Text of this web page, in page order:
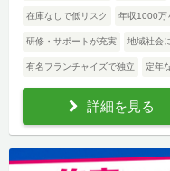
在庫なしで低リスク 年収1000万
研修・サポートが充実 地域社会
有名フランチャイズで独立 定年
詳細を見る